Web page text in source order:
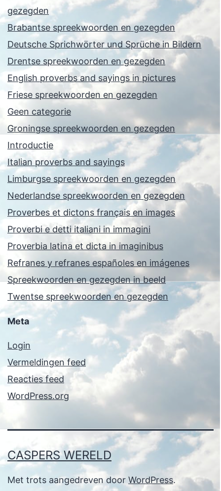
gezegden
Brabantse spreekwoorden en gezegden
Deutsche Sprichwörter und Sprüche in Bildern
Drentse spreekwoorden en gezegden
English proverbs and sayings in pictures
Friese spreekwoorden en gezegden
Geen categorie
Groningse spreekwoorden en gezegden
Introductie
Italian proverbs and sayings
Limburgse spreekwoorden en gezegden
Nederlandse spreekwoorden en gezegden
Proverbes et dictons français en images
Proverbi e detti italiani in immagini
Proverbia latina et dicta in imaginibus
Refranes y refranes españoles en imágenes
Spreekwoorden en gezegden in beeld
Twentse spreekwoorden en gezegden
Meta
Login
Vermeldingen feed
Reacties feed
WordPress.org
CASPERS WERELD
Met trots aangedreven door WordPress.